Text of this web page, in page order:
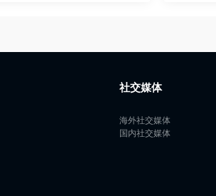
社交媒体
海外社交媒体
国内社交媒体